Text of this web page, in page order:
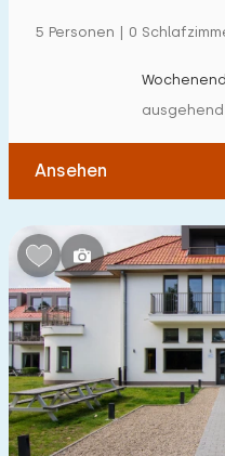
5 Personen | 0
ausgehend
Ansehen